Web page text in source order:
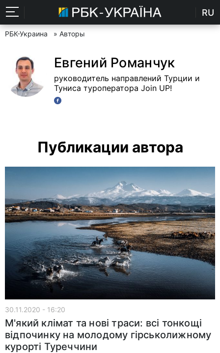
RU
РБК-Украина » Авторы
Евгений Романчук
руководитель направлений Турции и
Туниса туроператора Join UP!
Публикации автора
30.11.2020 - 16:20
М'який клімат та нові траси: всі тонкощі
відпочинку на молодому гірськолижному
курорті Туреччини